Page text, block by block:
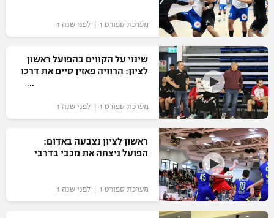
מערכת ספורט 1 | לפני שנה 1
שינוי על הקווים בהפועל ראשון
לציון: הרוויה פאזין סיים את דרכו
מערכת ספורט 1 | לפני שנה 1
ראשון לציון נצבעה באדום:
הפועל ניצחה את מכבי בדרבי
מערכת ספורט 1 | לפני שנה 1